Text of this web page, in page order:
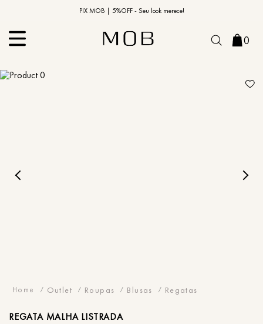
PIX MOB | 5%OFF - Seu look merece!
10% OFF na primeira compra | Cupom: BEMVINDO10*
0
Outlet Roupas Blusas Regatas
REGATA MALHA LISTRADA